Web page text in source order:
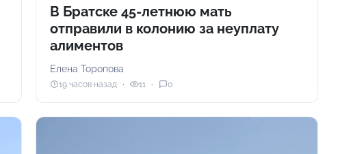
В Братске 45-летнюю мать
отправили в колонию за неуплату
алиментов
Елена Торопова
19 часов назад 11 0